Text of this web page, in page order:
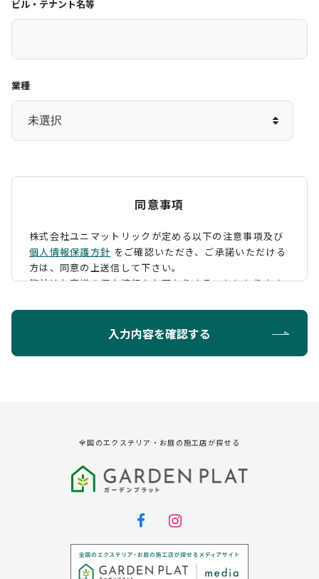
ビル・テナント名等
業種
同意事項
株式会社ユニマットリックが定める以下の注意事項及び
個人情報保護方針 をご確認いただき、 ご承諾いただける
方は、同意の上送信して下さい。
弊社はお客様の個人情報をお預かりすることになります
ように定め、保護に努めております。
第三者への提供
弊社は法律で定められている場合を除いて、お客様の個
個人情報の取扱い業務の委託
弊社は事業運営上、お客様により良いサービスを提供す
入力内容を確認する
全国のエクステリア・お庭の施工店が探せる